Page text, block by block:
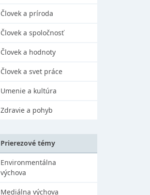
Človek a príroda
Človek a spoločnosť
Človek a hodnoty
Človek a svet práce
Umenie a kultúra
Zdravie a pohyb
Prierezové témy
Environmentálna
výchova
Mediálna výchova